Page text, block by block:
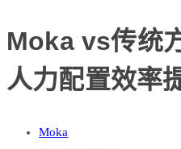
Moka vs传统
人力配置效率
Moka